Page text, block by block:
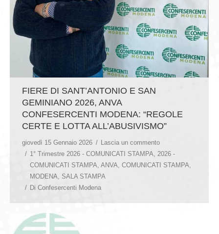
FIERE DI SANT’ANTONIO E SAN
GEMINIANO 2026, ANVA
CONFESERCENTI MODENA: “REGOLE
CERTE E LOTTA ALL’ABUSIVISMO”
giovedì 15 Gennaio 2026
Lascia un commento
1° Trimestre 2026 - COMUNICATI STAMPA, 2026 -
COMUNICATI STAMPA, ANVA, COMUNICATI STAMPA,
MODENA, SALA STAMPA
Di Confesercenti Modena